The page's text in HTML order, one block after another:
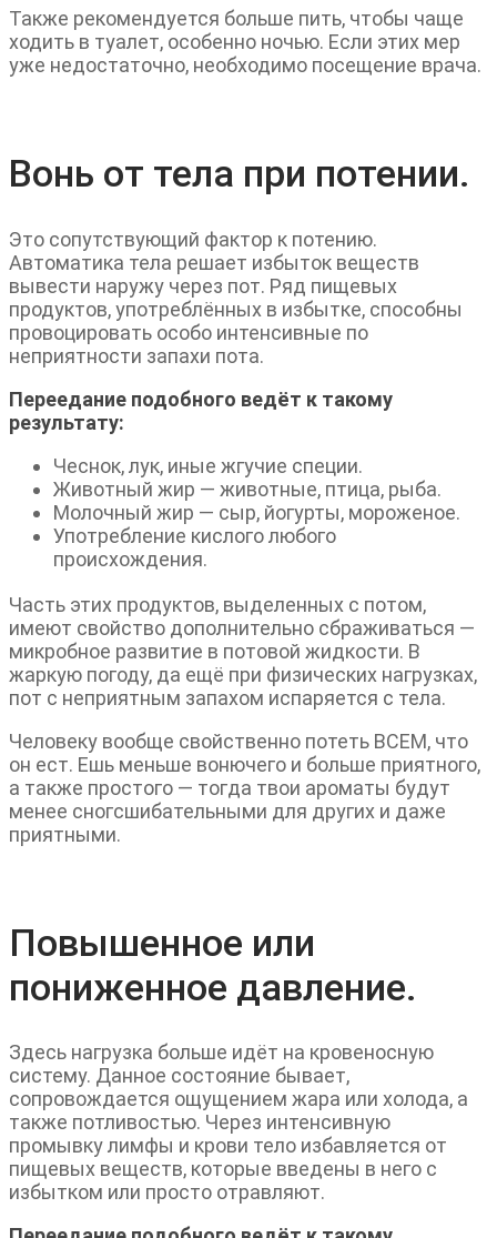
Также рекомендуется больше пить, чтобы чаще
ходить в туалет, особенно ночью. Если этих мер
уже недостаточно, необходимо посещение врача.
Вонь от тела при потении.
Это сопутствующий фактор к потению.
Автоматика тела решает избыток веществ
вывести наружу через пот. Ряд пищевых
продуктов, употреблённых в избытке, способны
провоцировать особо интенсивные по
неприятности запахи пота.
Переедание подобного ведёт к такому
результату:
Чеснок, лук, иные жгучие специи.
Животный жир — животные, птица, рыба.
Молочный жир — сыр, йогурты, мороженое.
Употребление кислого любого
происхождения.
Часть этих продуктов, выделенных с потом,
имеют свойство дополнительно сбраживаться —
микробное развитие в потовой жидкости. В
жаркую погоду, да ещё при физических нагрузках,
пот с неприятным запахом испаряется с тела.
Человеку вообще свойственно потеть ВСЕМ, что
он ест. Ешь меньше вонючего и больше приятного,
а также простого — тогда твои ароматы будут
менее сногсшибательными для других и даже
приятными.
Повышенное или
пониженное давление.
Здесь нагрузка больше идёт на кровеносную
систему. Данное состояние бывает,
сопровождается ощущением жара или холода, а
также потливостью. Через интенсивную
промывку лимфы и крови тело избавляется от
пищевых веществ, которые введены в него с
избытком или просто отравляют.